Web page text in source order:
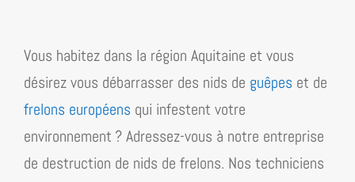
Vous habitez dans la région Aquitaine et vous
désirez vous débarrasser des nids de guêpes et de
frelons européens qui infestent votre
environnement ? Adressez-vous à notre entreprise
de destruction de nids de frelons. Nos techniciens